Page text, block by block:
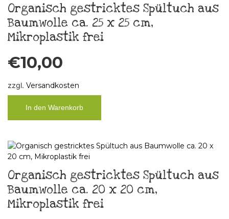
Organisch gestricktes Spültuch aus
Baumwolle ca. 25 x 25 cm,
Mikroplastik frei
€10,00
zzgl. Versandkosten
In den Warenkorb
Organisch gestricktes Spültuch aus
Baumwolle ca. 20 x 20 cm,
Mikroplastik frei